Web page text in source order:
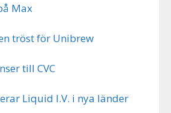
Max
tröst för Unibrew
till CVC
Liquid I.V. i nya länder